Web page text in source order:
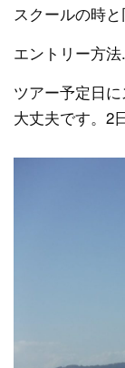
スクールの時と
エントリー方法.
ツアー予定日
大丈夫です。2